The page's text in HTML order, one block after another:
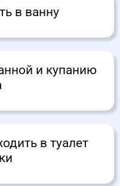
в ванну
и купанию
в туалет